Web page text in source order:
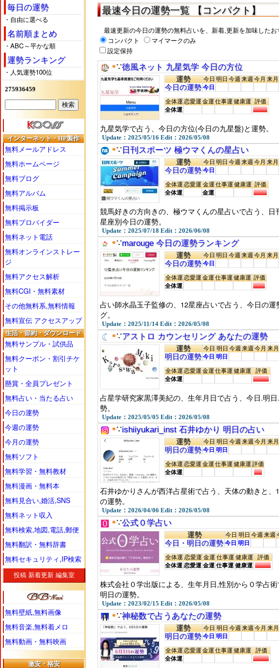
毎日の運勢
・自由に選べる
名前順まとめ
・ABC～平かな順
運勢ランキング
・人気運勢100位
275936459
最速今日の運勢一覧 【コンパクト】
最速更新の今日の運勢の無料占いを、新着,更新を加味した
コンパクト
マイマークのみ
設定保持
●∵徳風ネット 九星気学 今日の方位
運勢
今日の運勢
今日
今日
明日今週来週今月来月
全体運
全体運
恋愛運金運仕事運健康運 評価
九星気学で占う、今日の方位(今日の九星盤)と運勢。
Update：2025/05/16 Edit：2026/05/08
●∵ 日刊スポーツ 極ウマくんの星占い
運勢
今日の運勢
今日
今日
明日今週来週今月来月
全体運
全体運
恋愛運金運
金運
仕事運健康運 評価
競馬好きの方向きの、極ウマくんの星占いで占う、日
星座別今日の運勢。
Update：2025/07/18 Edit：2026/06/08
●∵marouge 今日の運勢ランキング
運勢
今日の運勢
今日
今日
明日今週来週今月来月
全体運
全体運
恋愛運金運仕事運健康運 評価
占い師水晶玉子監修の、12星座占いで占う、今日の運
グ。
Update：2025/11/14 Edit：2026/05/08
●∵アストロ カウンセリング あなたの運勢
運勢
明日の運勢
今日
今日
明日
明日
今週来週今月来月
全体運
全体運
恋愛運金運仕事運健康運 評価
占星学研究家黒澤美紀の、生年月日で占う、今日.明
勢。
Update：2025/05/05 Edit：2026/05/08
●∵ishiiyukari_inst 石井ゆかり 明日の占い
運勢
明日の運勢
今日
今日
明日
明日
今週来週今月来月
全体運
全体運
恋愛運金運仕事運健康運評価
石井ゆかりさんが西洋占星術で占う、天体の動きと、
の運勢。
Update：2026/04/06 Edit：2026/05/08
●∵公式０学占い
運勢
今日・明日の運勢
今日
今日
明日
明日
今週来週
全体運
全体運
恋愛運
恋愛運
金運
金運
仕事運
仕事運
健康運
健康運
評価
株式会社０学出版による、生年月日,性別から０学占
明日の運勢。
Update：2023/02/15 Edit：2026/05/08
●∵神秘数で占うあなたの運勢
運勢
明日の運勢
今日
今日
明日
明日
今週来週今月来月
全体運
全体運
恋愛運金運仕事運健康運 評価
インターネット・HP製作
無料メールアドレス
無料ホームページ
無料ブログ
無料アルバム
無料掲示板
無料プロバイダー
無料ネット電話
無料オンラインストレー
ジ
無料アクセス解析
無料CGI・無料素材
その他無料系,無料情報
無料宣伝 アクセスアップ
生活・節約・ダウンロード
無料サンプル・試供品
無料クーポン・割引チケ
ット
懸賞・全員プレゼント
無料占い・当たる占い
今日の運勢
今週の運勢
今月の運勢
無料ソフト
無料学習・無料教材
無料漫画・無料本
無料見合い,婚活,SNS
無料ネット収入
無料検索,地図,電話,郵便
無料翻訳・無料辞書
無料セキュリティ,IP検索
投稿 新着更新 編集室
無料壁紙,無料画像
無料音楽,無料着メロ
無料動画・無料映画
激安・格安